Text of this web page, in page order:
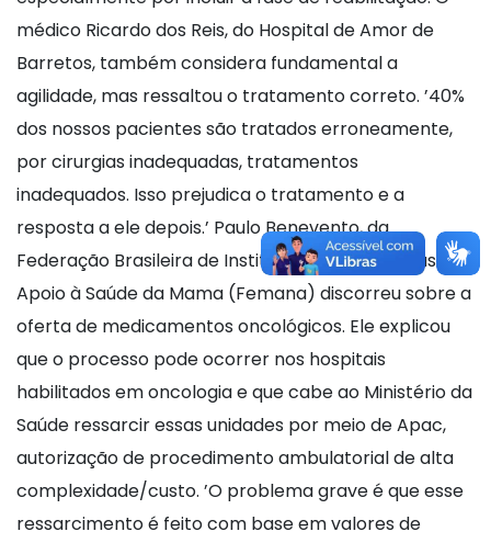
médico Ricardo dos Reis, do Hospital de Amor de
Barretos, também considera fundamental a
agilidade, mas ressaltou o tratamento correto. ’40%
dos nossos pacientes são tratados erroneamente,
por cirurgias inadequadas, tratamentos
inadequados. Isso prejudica o tratamento e a
resposta a ele depois.’ Paulo Benevento, da
Federação Brasileira de Instituições Filantrópicas de
Apoio à Saúde da Mama (Femana) discorreu sobre a
oferta de medicamentos oncológicos. Ele explicou
que o processo pode ocorrer nos hospitais
habilitados em oncologia e que cabe ao Ministério da
Saúde ressarcir essas unidades por meio de Apac,
autorização de procedimento ambulatorial de alta
complexidade/custo. ’O problema grave é que esse
ressarcimento é feito com base em valores de